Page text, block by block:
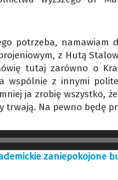
potrzeba,
z Hutą
tutaj zarówno o
wspólnie z innymi
ja zrobię wszystko,
trwają. Na pewno będę
zaniepokojone